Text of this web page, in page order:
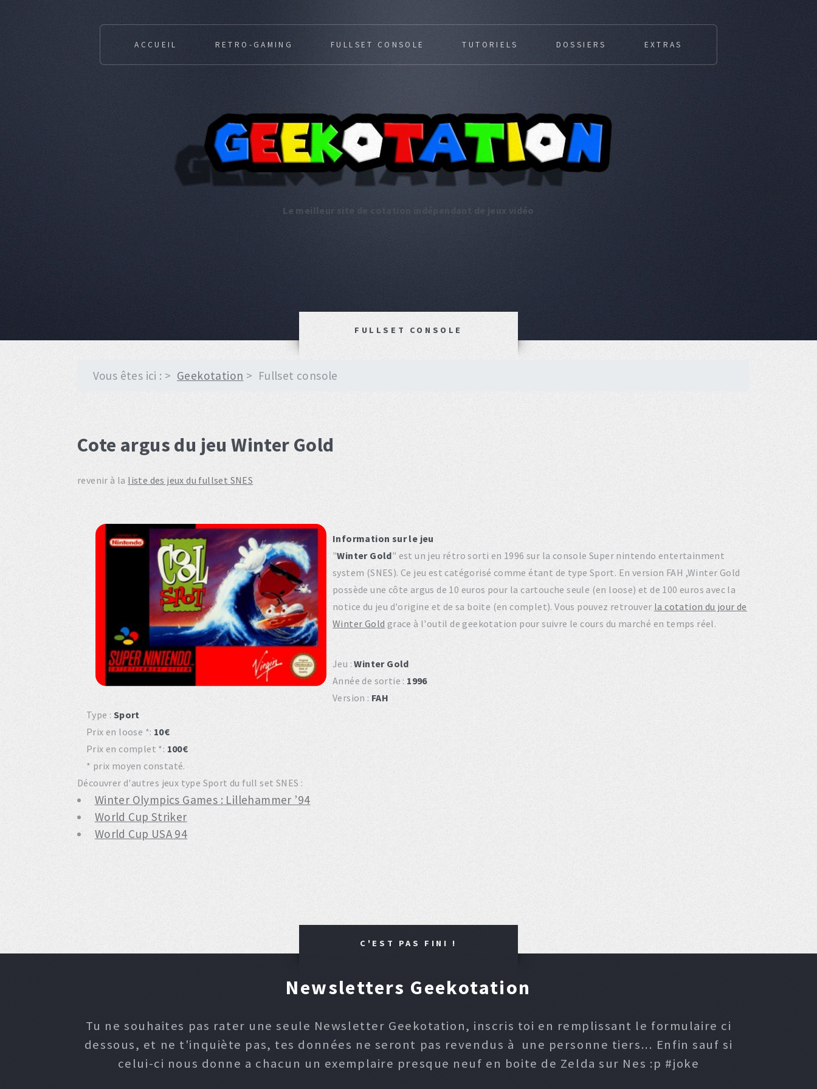
Le meilleur site de cotation indépendant de jeux vidéo
ACCUEIL RETRO-GAMING FULLSET CONSOLE TUTORIELS DOSSIERS EXTRAS
FULLSET CONSOLE
Vous êtes ici : Geekotation Fullset console
Cote argus du jeu Winter Gold
revenir à la liste des jeux du fullset SNES
Information sur le jeu
"Winter Gold" est un jeu rétro sorti en 1996 sur la console Super nintendo entertainment
system (SNES). Ce jeu est catégorisé comme étant de type Sport. En version FAH ,Winter Gold
possède une côte argus de 10 euros pour la cartouche seule (en loose) et de 100 euros avec la
notice du jeu d'origine et de sa boite (en complet). Vous pouvez retrouver la cotation du jour de
Winter Gold grace à l'outil de geekotation pour suivre le cours du marché en temps réel.
Jeu :Winter Gold
Année de sortie : 1996
Version : FAH
Type : Sport
Prix en loose *: 10€
Prix en complet *: 100€
* prix moyen constaté.
Découvrer d'autres jeux type Sport du full set SNES :
Winter Olympics Games : Lillehammer ’94
World Cup Striker
World Cup USA 94
C'EST PAS FINI !
Newsletters Geekotation
Tu ne souhaites pas rater une seule Newsletter Geekotation, inscris toi en remplissant le formulaire ci
dessous, et ne t'inquiète pas, tes données ne seront pas revendus à une personne tiers... Enfin sauf si
celui-ci nous donne a chacun un exemplaire presque neuf en boite de Zelda sur Nes :p #joke